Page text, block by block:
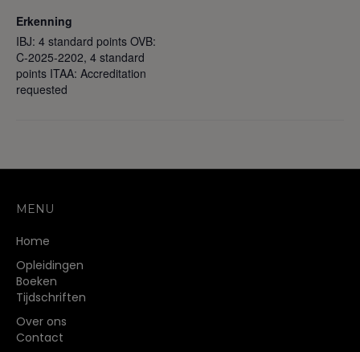
Erkenning
IBJ: 4 standard points OVB:
C-2025-2202, 4 standard
points ITAA: Accreditation
requested
MENU
Home
Opleidingen
Boeken
Tijdschriften
Over ons
Contact